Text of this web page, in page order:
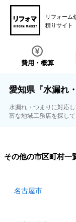
リフォーム
積りサイト
費用・概算
愛知県『水漏れ
水漏れ・つまりに対応
富な地域工務店を探し
その他の市区町村一
名古屋市